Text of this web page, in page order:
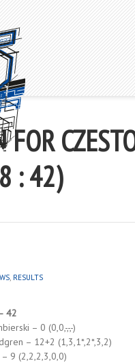
FOR
: 42)
, RESULTS
42
– 0 (0,0,-,-,-)
– 12+2 (1,3,1*,2*,3,2)
9 (2,2,2,3,0,0)